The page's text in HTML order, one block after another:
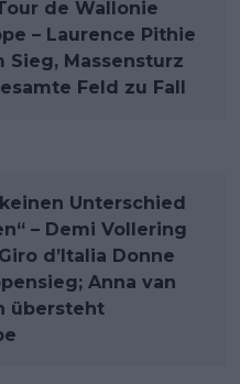
de Wallonie
– Laurence Pithie
Sieg, Massensturz
Feld zu Fall
Unterschied
– Demi Vollering
d’Italia Donne
Anna van
übersteht